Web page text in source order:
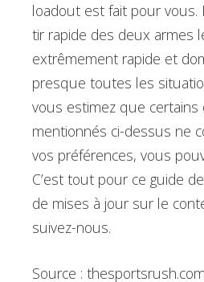
loadout est fait pour vous.
tir rapide des deux armes
extrêmement rapide et
presque toutes les
vous estimez que certains
mentionnés ci-dessus ne
vos préférences, vous
C’est tout pour ce guide
de mises à jour sur le
suivez-nous.
Source : thesportsrush.com